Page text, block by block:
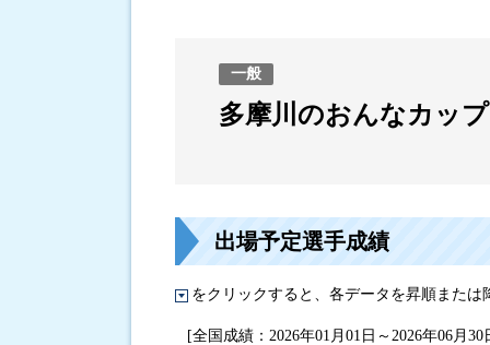
出走表・前日予想PDF
モーター抽選結果・前検タイムランキング
一般
多摩川のおんなカップ
出場予定選手成績
をクリックすると、各データを昇順または
[全国成績：2026年01月01日～2026年06月